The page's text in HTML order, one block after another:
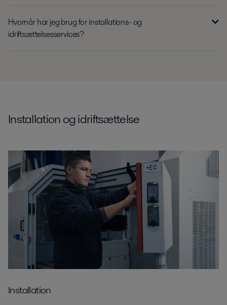
Hvornår har jeg brug for installations- og
idriftsættelsesservices?
Installation og idriftsættelse
Installation